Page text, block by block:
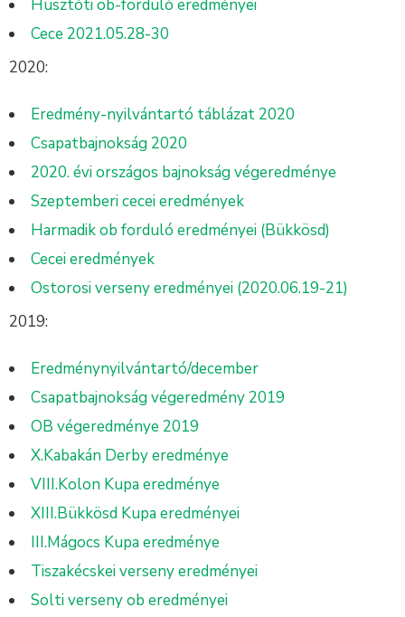
Husztóti ob-forduló eredményei
Cece 2021.05.28-30
2020:
Eredmény-nyilvántartó táblázat 2020
Csapatbajnokság 2020
2020. évi országos bajnokság végeredménye
Szeptemberi cecei eredmények
Harmadik ob forduló eredményei (Bükkösd)
Cecei eredmények
Ostorosi verseny eredményei (2020.06.19-21)
2019:
Eredménynyilvántartó/december
Csapatbajnokság végeredmény 2019
OB végeredménye 2019
X.Kabakán Derby eredménye
VIII.Kolon Kupa eredménye
XIII.Bükkösd Kupa eredményei
III.Mágocs Kupa eredménye
Tiszakécskei verseny eredményei
Solti verseny ob eredményei